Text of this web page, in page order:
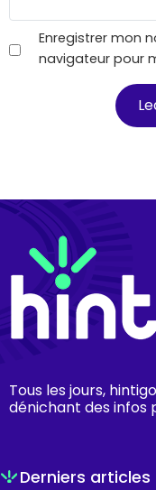
Enregistrer mon
navigateur pour
Tous les jours,
dénichant des infos
Derniers articles